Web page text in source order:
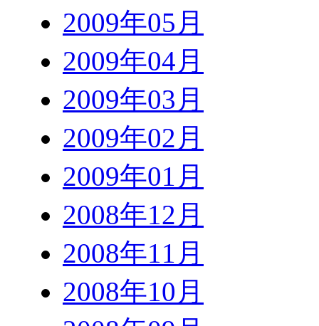
2009年05月
2009年04月
2009年03月
2009年02月
2009年01月
2008年12月
2008年11月
2008年10月